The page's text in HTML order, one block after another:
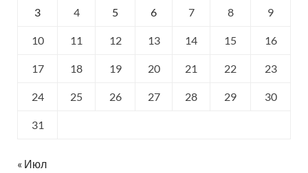
3 4 5 6 7 8 9
10 11 12 13 14 15 16
17 18 19 20 21 22 23
24 25 26 27 28 29 30
31
« Июл